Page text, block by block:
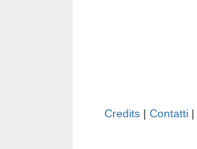
Credits | Contatti |